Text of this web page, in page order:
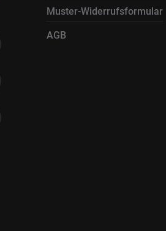
Muster-Widerrufsformular
AGB